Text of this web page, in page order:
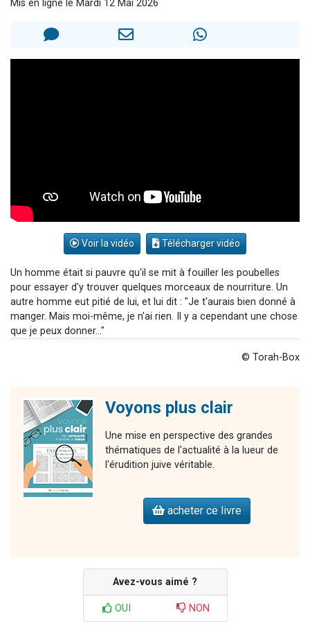
3 personnes viennent de faire un don pour 5 jours de vacances aux Orphelins
Mis en ligne le Mardi 12 Mai 2026
Voir la vidéo Télécharger vidéo
Un homme était si pauvre qu'il se mit à fouiller les poubelles
pour essayer d'y trouver quelques morceaux de nourriture. Un
autre homme eut pitié de lui, et lui dit : "Je t'aurais bien donné à
manger. Mais moi-même, je n'ai rien. Il y a cependant une chose
que je peux donner..."
© Torah-Box
Voyons plus clair
Une mise en perspective des grandes
thématiques de l'actualité à la lueur de
l'érudition juive véritable.
acheter ce livre
Avez-vous aimé ?
OUI NON